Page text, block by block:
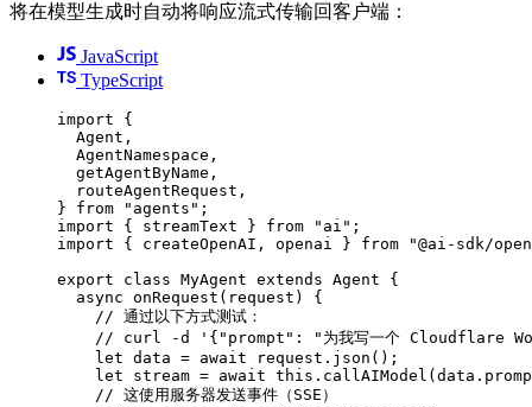
将在模型生成时自动将响应流式传输回客户端：
JavaScript
TypeScript
import {
Agent ,
AgentNamespace ,
getAgentByName ,
routeAgentRequest ,
} from "agents" ;
import { streamText } from "ai" ;
import { createOpenAI , openai } from
"@ai-sdk/
export
class MyAgent extends Agent
{
async onRequest ( request )
{
// 通过以下方式测试：
// curl -d '{"prompt": "为我写一个 Cloudflare
let data = await request . json () ;
let
stream = await this . callAIModel ( data .
// 这使用服务器发送事件（SSE）